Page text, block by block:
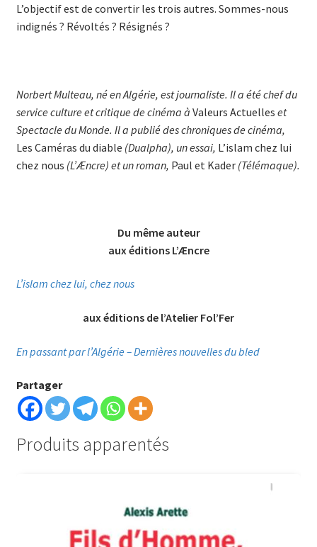
L’objectif est de convertir les trois autres. Sommes-nous
indignés ? Révoltés ? Résignés ?
Norbert Multeau, né en Algérie, est journaliste. Il a été chef du
service culture et critique de cinéma à Valeurs Actuelles et
Spectacle du Monde. Il a publié des chroniques de cinéma,
Les Caméras du diable (Dualpha), un essai, L’islam chez lui
chez nous (L’Æncre) et un roman, Paul et Kader(Télémaque).
Du même auteur
aux éditions L’Æncre
L’islam chez lui, chez nous
aux éditions de l’Atelier Fol’Fer
En passant par l’Algérie – Dernières nouvelles du bled
Partager
Produits apparentés